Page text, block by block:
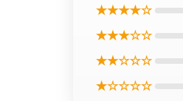
★★★★☆
★★★☆☆
★★☆☆☆
★☆☆☆☆